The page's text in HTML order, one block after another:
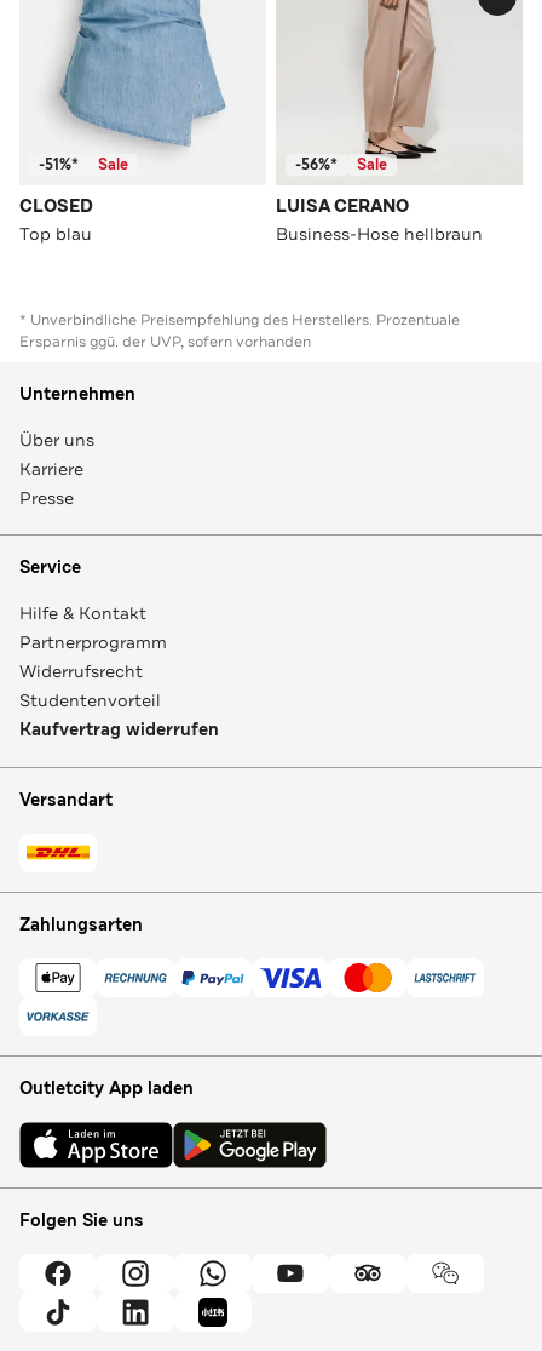
-51%* Sale
CLOSED
Top blau
-56%* Sale
LUISA CERANO
Business-Hose hellbraun
* Unverbindliche Preisempfehlung des Herstellers. Prozentuale
Ersparnis ggü. der UVP, sofern vorhanden
Unternehmen
Über uns
Karriere
Presse
Service
Hilfe & Kontakt
Partnerprogramm
Widerrufsrecht
Studentenvorteil
Kaufvertrag widerrufen
Versandart
Zahlungsarten
Outletcity App laden
Folgen Sie uns